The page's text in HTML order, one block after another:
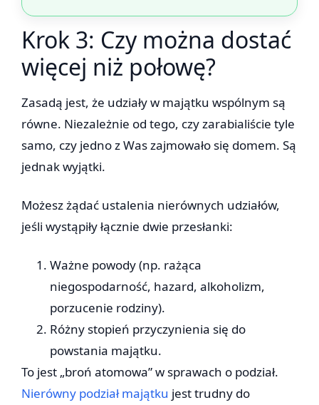
Krok 3: Czy można dostać
więcej niż połowę?
Zasadą jest, że udziały w majątku wspólnym są
równe. Niezależnie od tego, czy zarabialiście tyle
samo, czy jedno z Was zajmowało się domem. Są
jednak wyjątki.
Możesz żądać ustalenia nierównych udziałów,
jeśli wystąpiły łącznie dwie przesłanki:
Ważne powody (np. rażąca
niegospodarność, hazard, alkoholizm,
porzucenie rodziny).
Różny stopień przyczynienia się do
powstania majątku.
To jest „broń atomowa” w sprawach o podział.
Nierówny podział majątku jest trudny do